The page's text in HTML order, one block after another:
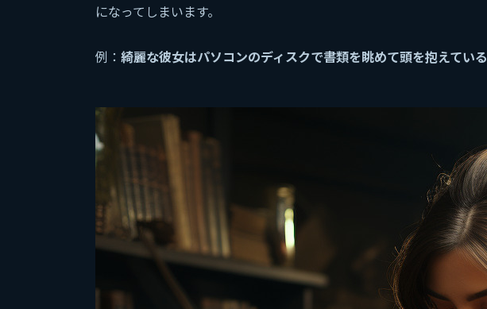
になってしまいます。
例： 綺麗な彼女はパソコンのディスクで書類を眺めて頭を抱えている